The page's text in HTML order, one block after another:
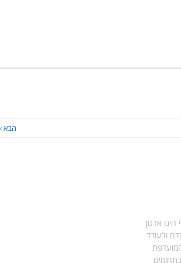
הבא
ארגון
ולעודד